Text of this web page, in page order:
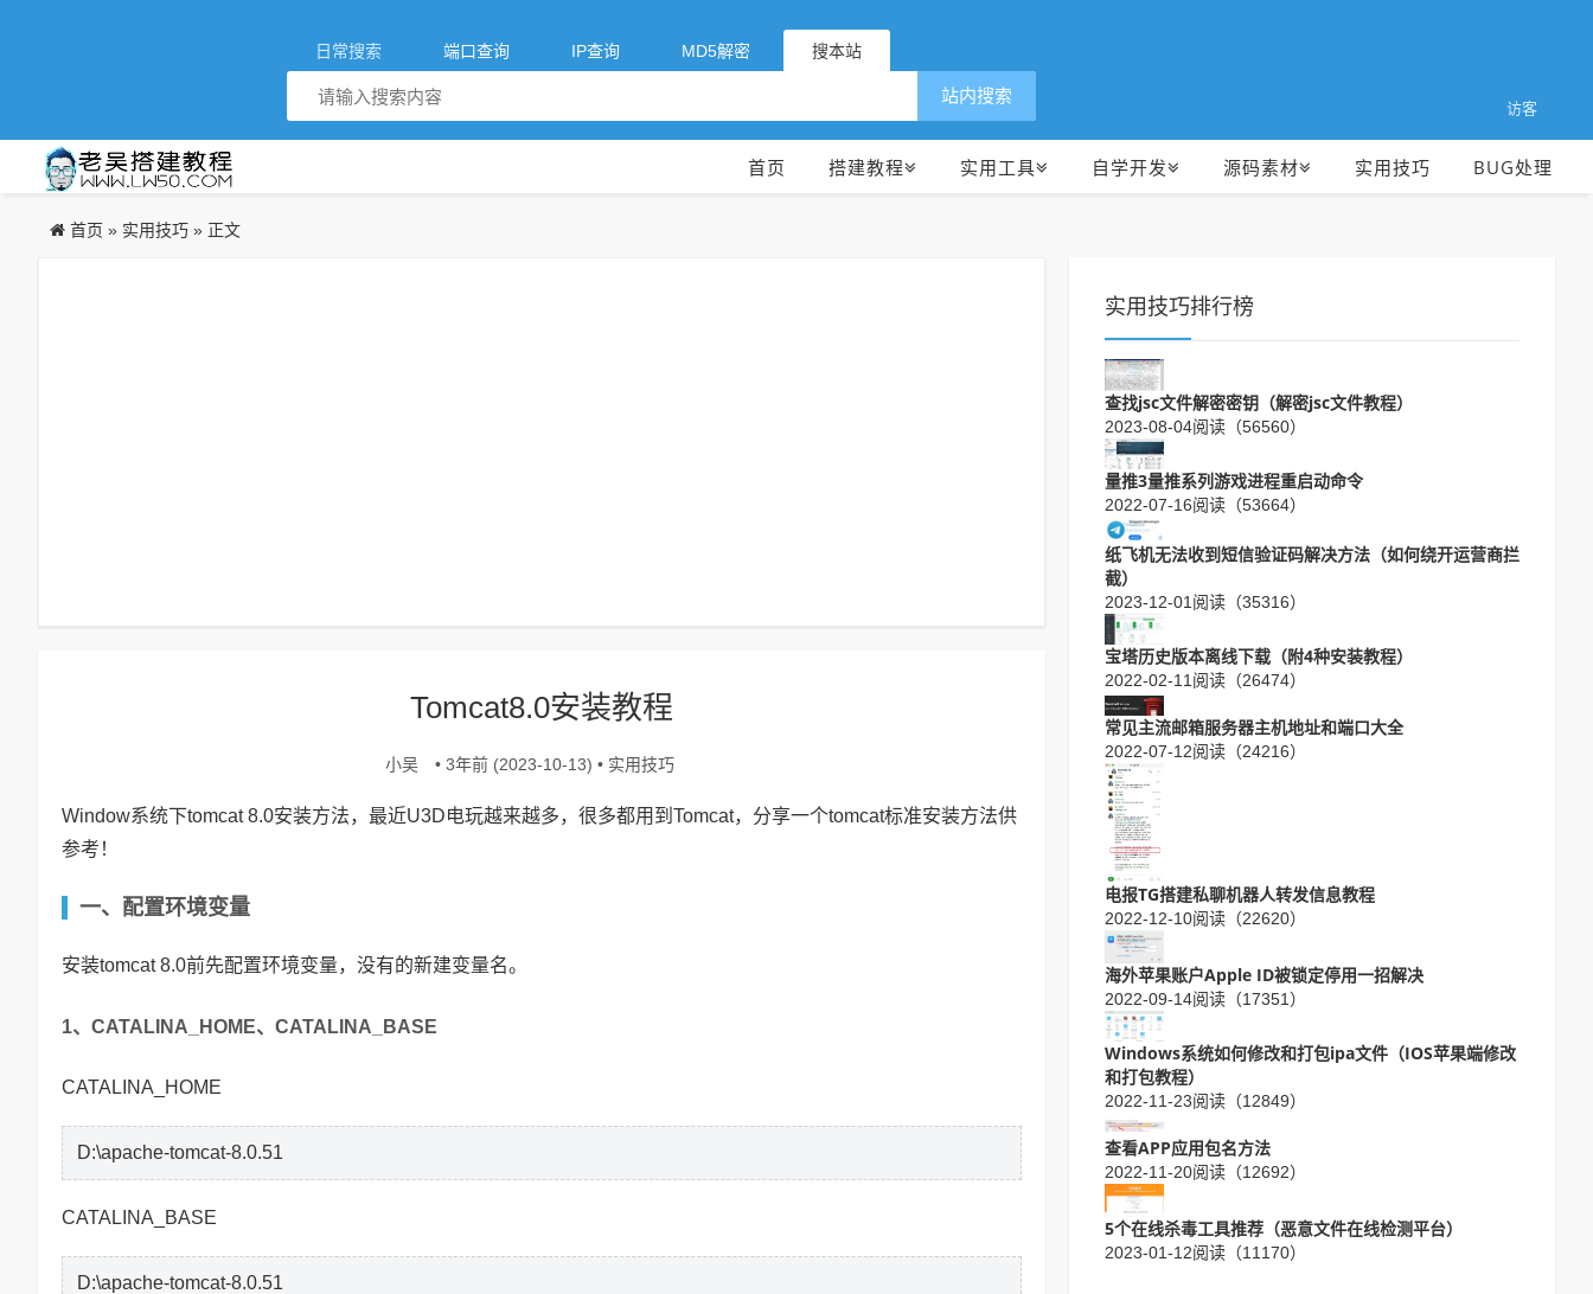
日常搜索 端口查询 IP查询 MD5解密 搜本站
访客
站内搜索
首页 搭建教程 实用工具 自学开发 源码素材 实用技巧 BUG处理
首页 » 实用技巧 » 正文
Tomcat8.0安装教程
小吴 • 3年前 (2023-10-13) • 实用技巧
Window系统下tomcat 8.0安装方法，最近U3D电玩越来越多，很多都用到Tomcat，分享一个tomcat标准安装方法供
参考！
一、配置环境变量
安装tomcat 8.0前先配置环境变量，没有的新建变量名。
1、CATALINA_HOME、CATALINA_BASE
CATALINA_HOME
D:\apache-tomcat-8.0.51
CATALINA_BASE
D:\apache-tomcat-8.0.51
实用技巧排行榜
查找jsc文件解密密钥（解密jsc文件教程）
2023-08-04阅读（56560）
量推3量推系列游戏进程重启动命令
2022-07-16阅读（53664）
纸飞机无法收到短信验证码解决方法（如何绕开运营商拦
截）
2023-12-01 阅读（35316）
宝塔历史版本离线下载（附4种安装教程）
2022-02-11 阅读（26474）
常见主流邮箱服务器主机地址和端口大全
2022-07-12阅读（24216）
电报TG搭建私聊机器人转发信息教程
2022-12-10阅读（22620）
海外苹果账户Apple ID被锁定停用一招解决
2022-09-14阅读（17351）
Windows系统如何修改和打包ipa文件（IOS苹果端修改
和打包教程）
2022-11-23阅读（12849）
查看APP应用包名方法
2022-11-20阅读（12692）
5个在线杀毒工具推荐（恶意文件在线检测平台）
2023-01-12阅读（11170）